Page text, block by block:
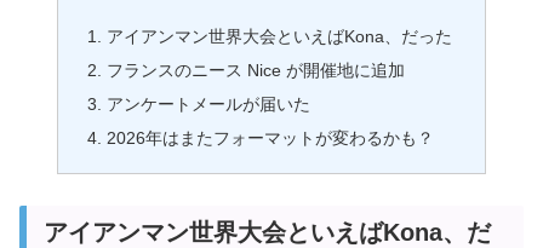
アイアンマン世界大会といえばKona、だった
フランスのニース Nice が開催地に追加
アンケートメールが届いた
2026年はまたフォーマットが変わるかも？
アイアンマン世界大会といえばKona、だ